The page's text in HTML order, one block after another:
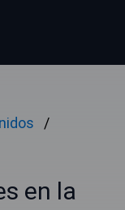
en la